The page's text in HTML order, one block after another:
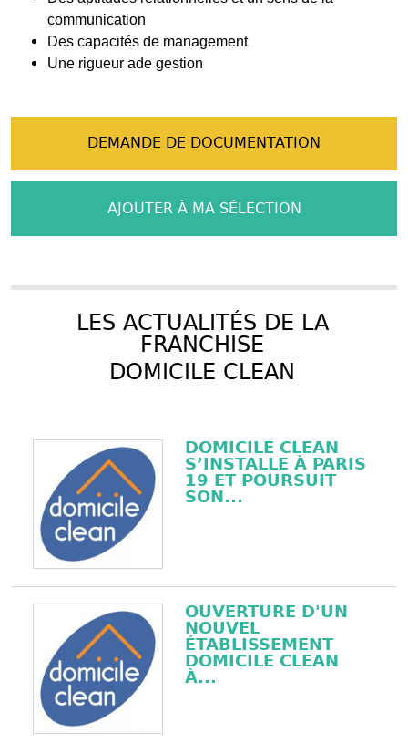
communication
Des capacités de management
Une rigueur ade gestion
DEMANDE DE DOCUMENTATION
AJOUTER À MA SÉLECTION
LES ACTUALITÉS DE LA
FRANCHISE
DOMICILE CLEAN
DOMICILE CLEAN
S’INSTALLE À PARIS
19 ET POURSUIT
SON...
OUVERTURE D'UN
NOUVEL
ÉTABLISSEMENT
DOMICILE CLEAN
À...